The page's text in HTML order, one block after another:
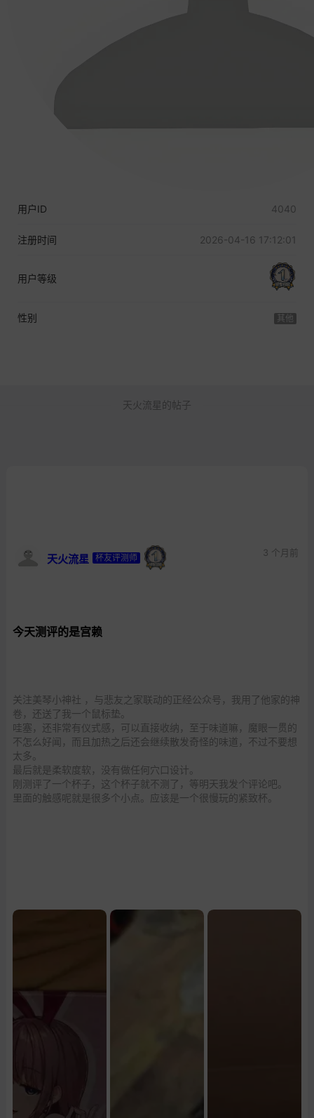
用户ID 4040
注册时间 2026-04-16 17:12:01
用户等级
性别 其他
天火流星的帖子
天火流星 杯友评测师 3 个月前
今天测评的是宫赖
关注美琴小神社 ，与悲友之家联动的正经公众号，我用了他家的神
卷，还送了我一个鼠标垫。
哇塞，还非常有仪式感，可以直接收纳，至于味道嘛，魔眼一贯的
不怎么好闻，而且加热之后还会继续散发奇怪的味道，不过不要想
太多。
最后就是柔软度软，没有做任何穴口设计。
刚测评了一个杯子，这个杯子就不测了，等明天我发个评论吧。
里面的触感呢就是很多个小点。应该是一个很慢玩的紧致杯。